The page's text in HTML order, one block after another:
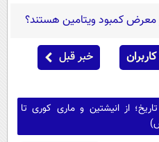
معرض کمبود ویتامین هستند؟
خبر قبل
از انیشتین و ماری کوری تا